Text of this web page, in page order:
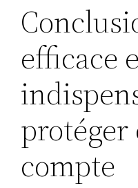
efficace
protéger
compte